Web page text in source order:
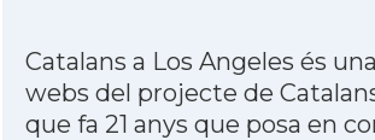
Catalans a Los Angeles és
webs del projecte de
que fa 21 anys que posa en